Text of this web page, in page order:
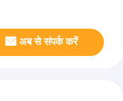
अब से संपर्क करें